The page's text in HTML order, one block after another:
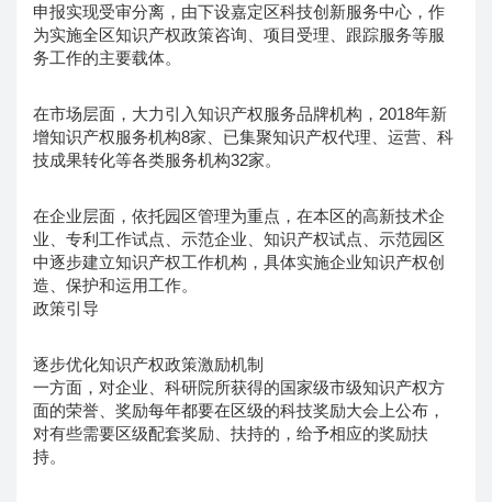
申报实现受审分离，由下设嘉定区科技创新服务中心，作
为实施全区知识产权政策咨询、项目受理、跟踪服务等服
务工作的主要载体。
在市场层面，大力引入知识产权服务品牌机构，2018年新
增知识产权服务机构8家、已集聚知识产权代理、运营、科
技成果转化等各类服务机构32家。
在企业层面，依托园区管理为重点，在本区的高新技术企
业、专利工作试点、示范企业、知识产权试点、示范园区
中逐步建立知识产权工作机构，具体实施企业知识产权创
造、保护和运用工作。
政策引导
逐步优化知识产权政策激励机制
一方面，对企业、科研院所获得的国家级市级知识产权方
面的荣誉、奖励每年都要在区级的科技奖励大会上公布，
对有些需要区级配套奖励、扶持的，给予相应的奖励扶
持。